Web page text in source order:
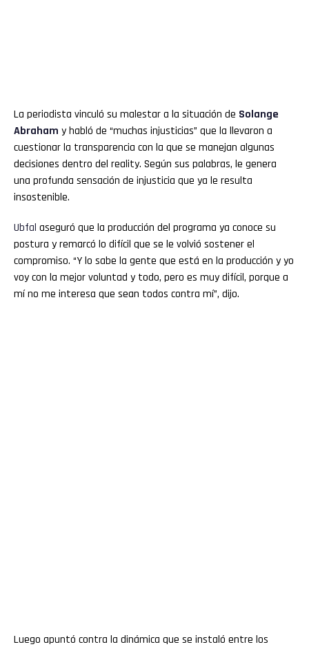
La periodista vinculó su malestar a la situación de Solange
Abraham y habló de “muchas injusticias” que la llevaron a
cuestionar la transparencia con la que se manejan algunas
decisiones dentro del reality. Según sus palabras, le genera
una profunda sensación de injusticia que ya le resulta
insostenible.
Ubfal aseguró que la producción del programa ya conoce su
postura y remarcó lo difícil que se le volvió sostener el
compromiso. “Y lo sabe la gente que está en la producción y yo
voy con la mejor voluntad y todo, pero es muy difícil, porque a
mí no me interesa que sean todos contra mí”, dijo.
Luego apuntó contra la dinámica que se instaló entre los